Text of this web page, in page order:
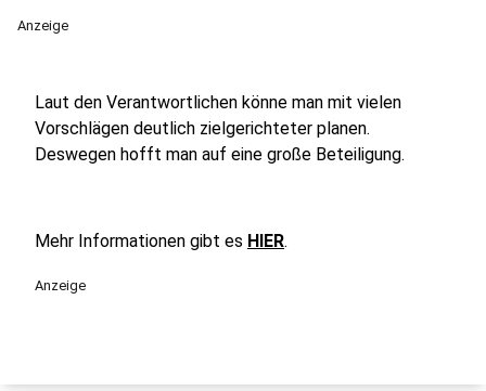
Anzeige
Laut den Verantwortlichen könne man mit vielen
Vorschlägen deutlich zielgerichteter planen.
Deswegen hofft man auf eine große Beteiligung.
Mehr Informationen gibt es HIER.
Anzeige